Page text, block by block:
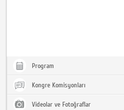
Program
Kongre Komisyonları
Videolar ve Fotoğraflar